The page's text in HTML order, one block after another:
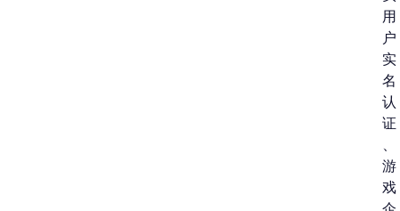
用
户
实
名
认
证
、
游
戏